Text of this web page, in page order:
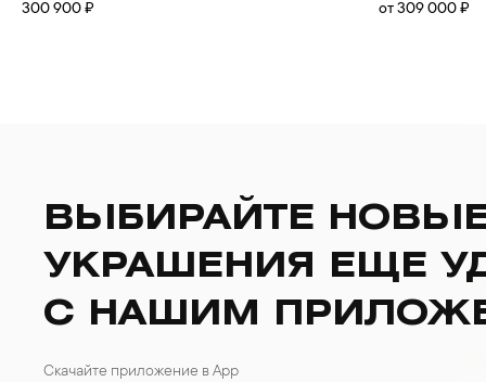
300 900 ₽
от 309 000 ₽
ВЫБИРАЙТЕ
УКРАШЕНИЯ ЕЩЕ
С НАШИМ
Скачайте приложение в App